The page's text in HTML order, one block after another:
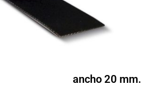
ancho 20 mm.